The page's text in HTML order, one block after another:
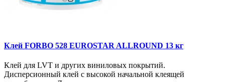
Клей FORBO 528 EUROSTAR ALLROUND 13 кг
Клей для LVT и других виниловых покрытий.
Дисперсионный клей с высокой начальной клеящей